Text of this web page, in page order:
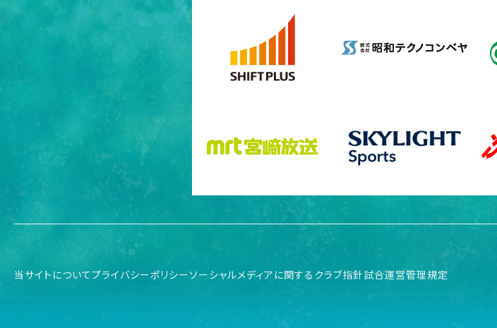
当サイトについてプライバシーポリシーソーシャルメディアに関するクラブ指針試合運営管理規定